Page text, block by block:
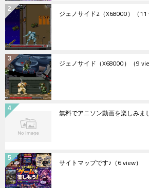
ジェノサイド2（X68000） （
ジェノサイド（X68000） （9
無料でアニソン動画を楽しみま
サイトマップです♪ （6 view）